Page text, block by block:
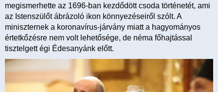
megismerhette az 1696-ban kezdődött csoda történetét, ami
az Istenszülőt ábrázoló ikon könnyezéseiről szólt. A
miniszternek a koronavírus-járvány miatt a hagyományos
értetkőzésre nem volt lehetősége, de néma főhajtással
tisztelgett égi Édesanyánk előtt.